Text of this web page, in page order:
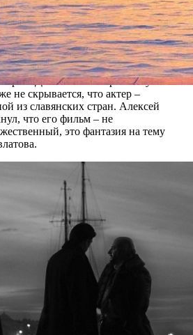
материал отснят, мы приступили к
Герман на пресс-конференции,
фестивалю "День Д", который
2 по 4 сентября 2016 года и посвящен
писателя.
Довлатова по-прежнему
не скрывается, что актер –
из славянских стран. Алексей
что его фильм – не
это фантазия на тему